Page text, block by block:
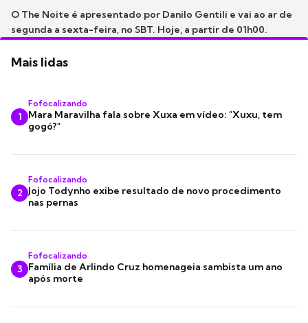
O The Noite é apresentado por Danilo Gentili e vai ao ar de
segunda a sexta-feira, no SBT. Hoje, a partir de 01h00.
Mais lidas
1
Fofocalizando
Mara Maravilha fala sobre Xuxa em vídeo: "Xuxu, tem
gogó?"
2
Fofocalizando
Jojo Todynho exibe resultado de novo procedimento
nas pernas
3
Fofocalizando
Família de Arlindo Cruz homenageia sambista um ano
após morte